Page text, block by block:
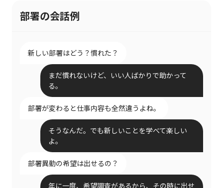
部署の会話例
新しい部署はどう？慣れた？
まだ慣れないけど、いい人ばかりで助かって
る。
部署が変わると仕事内容も全然違うよね。
そうなんだ。でも新しいことを学べて楽しい
よ。
部署異動の希望は出せるの？
年に一度、希望調査があるから、その時に出せ